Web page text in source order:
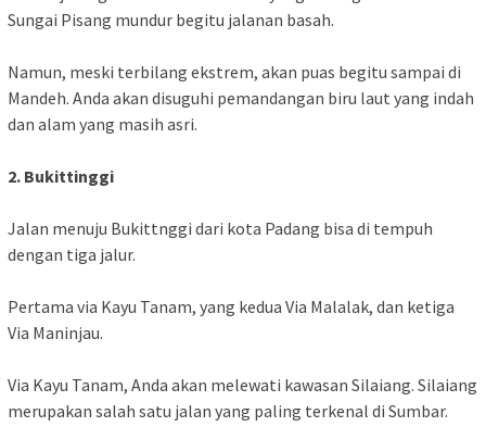
Sungai Pisang mundur begitu jalanan basah.
Namun, meski terbilang ekstrem, akan puas begitu sampai di
Mandeh. Anda akan disuguhi pemandangan biru laut yang indah
dan alam yang masih asri.
2. Bukittinggi
Jalan menuju Bukittnggi dari kota Padang bisa di tempuh
dengan tiga jalur.
Pertama via Kayu Tanam, yang kedua Via Malalak, dan ketiga
Via Maninjau.
Via Kayu Tanam, Anda akan melewati kawasan Silaiang. Silaiang
merupakan salah satu jalan yang paling terkenal di Sumbar.